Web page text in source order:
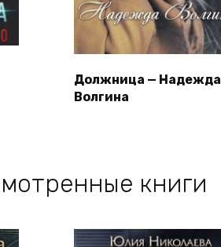
Должница — Надежда
Волгина
книги